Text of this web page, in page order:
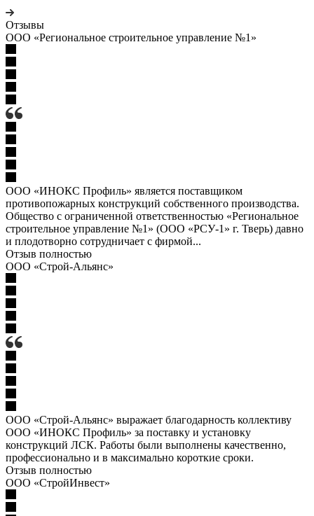
Отзывы
ООО «Региональное строительное управление №1»
ООО «ИНОКС Профиль» является поставщиком
противопожарных конструкций собственного производства.
Общество с ограниченной ответственностью «Региональное
строительное управление №1» (ООО «РСУ-1» г. Тверь) давно
и плодотворно сотрудничает с фирмой...
Отзыв полностью
ООО «Строй-Альянс»
ООО «Строй-Альянс» выражает благодарность коллективу
ООО «ИНОКС Профиль» за поставку и установку
конструкций ЛСК. Работы были выполнены качественно,
профессионально и в максимально короткие сроки.
Отзыв полностью
ООО «СтройИнвест»